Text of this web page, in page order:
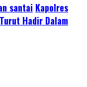
santai Kapolres
Turut Hadir Dalam